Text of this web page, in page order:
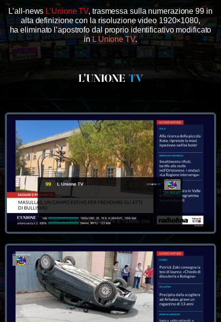
L’all-news L’Unione TV, trasmessa sulla numerazione 99 in
alta definizione con la risoluzione video 1920×1080,
ha eliminato l’apostrofo dal proprio identificativo modificato
inL Unione TV.